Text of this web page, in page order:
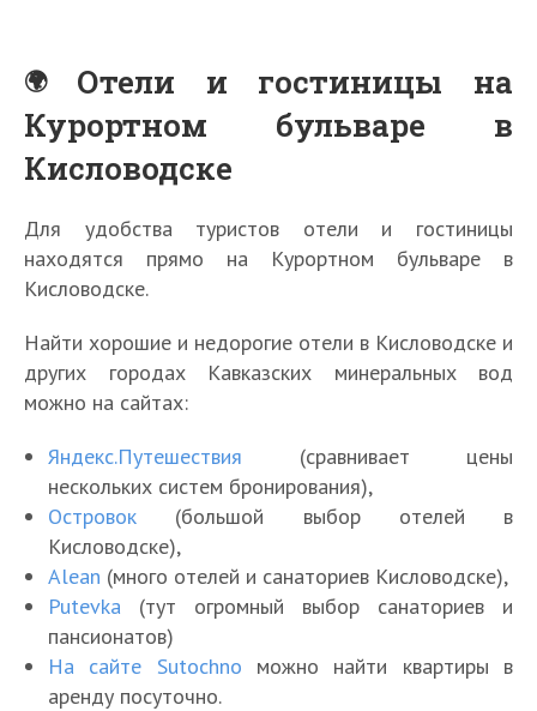
Отели и гостиницы на
Курортном бульваре в
Кисловодске
Для удобства туристов отели и гостиницы
находятся прямо на Курортном бульваре в
Кисловодске.
Найти хорошие и недорогие отели в Кисловодске и
других городах Кавказских минеральных вод
можно на сайтах:
Яндекс.Путешествия (сравнивает цены
нескольких систем бронирования),
Островок (большой выбор отелей в
Кисловодске),
Alean (много отелей и санаториев Кисловодске),
Putevka (тут огромный выбор санаториев и
пансионатов)
На сайте Sutochno можно найти квартиры в
аренду посуточно.